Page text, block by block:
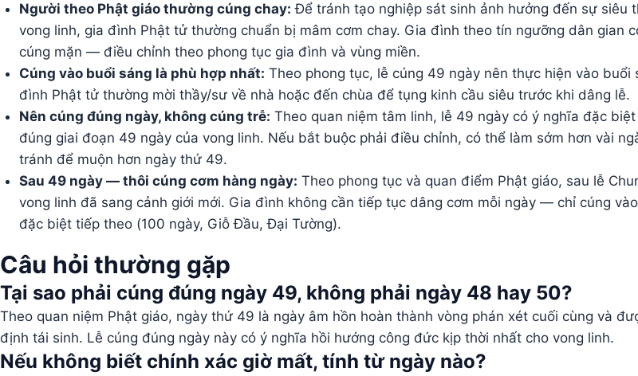
Người theo Phật giáo thường cúng chay: Để tránh tạo nghiệp sát sinh ảnh hưởng đến sự siêu
vong linh, gia đình Phật tử thường chuẩn bị mâm cơm chay. Gia đình theo tín ngưỡng dân gian
cúng mặn — điều chỉnh theo phong tục gia đình và vùng miền.
Cúng vào buổi sáng là phù hợp nhất: Theo phong tục, lễ cúng 49 ngày nên thực hiện vào buổi
đình Phật tử thường mời thầy/sư về nhà hoặc đến chùa để tụng kinh cầu siêu trước khi dâng lễ.
Nên cúng đúng ngày, không cúng trễ: Theo quan niệm tâm linh, lễ 49 ngày có ý nghĩa đặc
đúng giai đoạn 49 ngày của vong linh. Nếu bắt buộc phải điều chỉnh, có thể làm sớm hơn vài
tránh để muộn hơn ngày thứ 49.
Sau 49 ngày — thôi cúng cơm hàng ngày: Theo phong tục và quan điểm Phật giáo, sau lễ
vong linh đã sang cảnh giới mới. Gia đình không cần tiếp tục dâng cơm mỗi ngày — chỉ cúng
đặc biệt tiếp theo (100 ngày, Giỗ Đầu, Đại Tường).
Câu hỏi thường gặp
Tại sao phải cúng đúng ngày 49, không phải ngày 48 hay 50?
Theo quan niệm Phật giáo, ngày thứ 49 là ngày âm hồn hoàn thành vòng phán xét cuối cùng và
định tái sinh. Lễ cúng đúng ngày này có ý nghĩa hồi hướng công đức kịp thời nhất cho vong linh.
Nếu không biết chính xác giờ mất, tính từ ngày nào?